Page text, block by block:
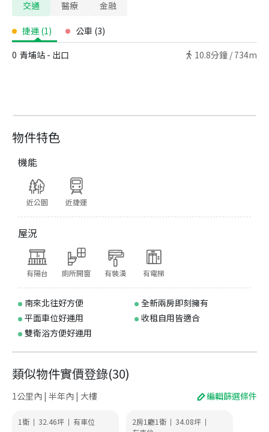
物件特色
機能
近公園 近捷運
屋況
有陽台 廁所開窗 有裝潢 有電梯
南來北往好方便
全新兩房即刻擁有
平面車位好運用
收租自用皆適合
雙衛浴方便好運用
交通 醫療 金融
捷運 (1) 公車 (3)
0 青埔站 - 出口 10.8分鐘 / 734m
類似物件實價登錄(30)
1公里內 | 半年內 | 大樓 編輯篩選條件
1衛 | 32.46坪 | 有車位 2房1廳1衛 | 34.08坪 |